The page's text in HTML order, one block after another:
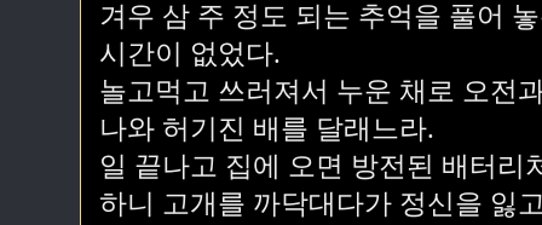
겨우 삼 주 정도 되는 추억을 풀어
시간이 없었다.
놀고먹고 쓰러져서 누운 채로 오전
나와 허기진 배를 달래느라.
일 끝나고 집에 오면 방전된 배터리
하니 고개를 까닥대다가 정신을 잃